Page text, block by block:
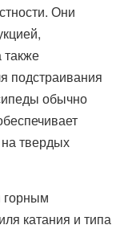
Они
также
подстраивания
обычно
твердых
горным
катания и типа